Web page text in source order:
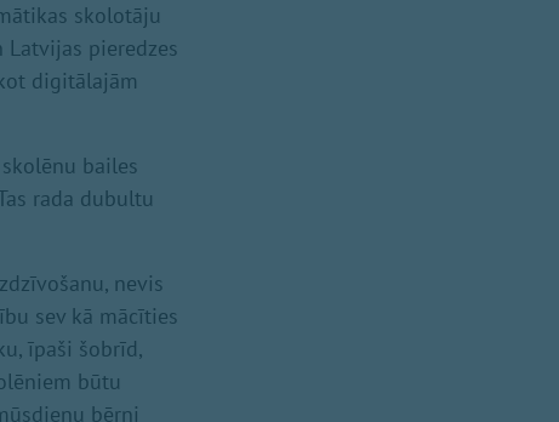
skolotāju
pieredzes
digitālajām
bailes
rada dubultu
nevis
sev kā mācīties
īpaši šobrīd,
būtu
bērni